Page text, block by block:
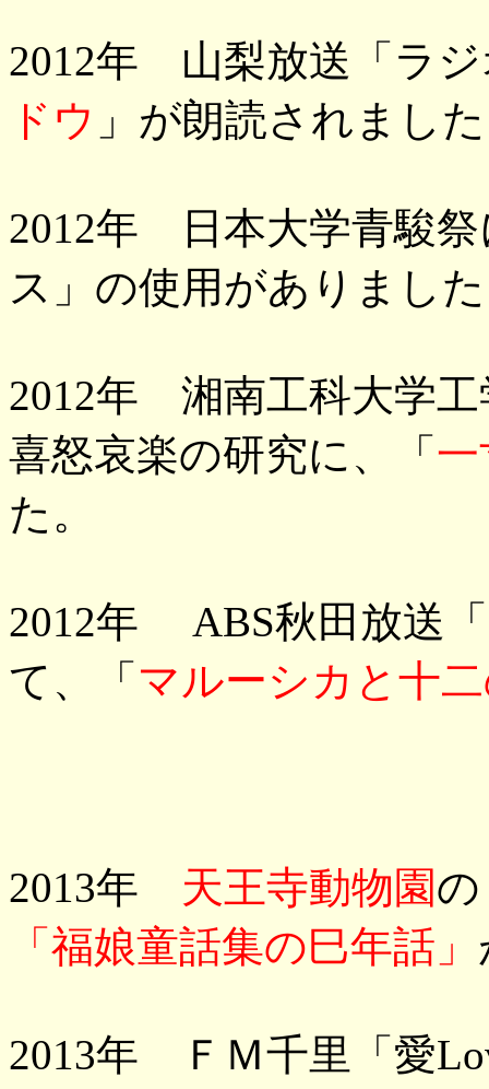
2012年 山梨放送「ラ
ドウ 」が朗読されまし
2012年 日本大学青駿
ス」の使用がありまし
2012年 湘南工科大学
喜怒哀楽の研究に、「
た。
2012年 ABS秋田放送
て、「 マルーシカと十
2013年 天王寺動物園
「福娘童話集の巳年話」
2013年 ＦＭ千里「愛